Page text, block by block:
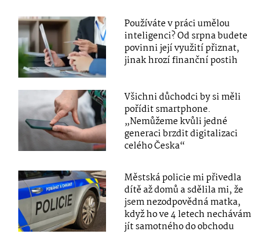
Používáte v práci umělou
inteligenci? Od srpna budete
povinni její využití přiznat,
jinak hrozí finanční postih
Všichni důchodci by si měli
pořídit smartphone.
„Nemůžeme kvůli jedné
generaci brzdit digitalizaci
celého Česka“
Městská policie mi přivedla
dítě až domů a sdělila mi, že
jsem nezodpovědná matka,
když ho ve 4 letech nechávám
jít samotného do obchodu